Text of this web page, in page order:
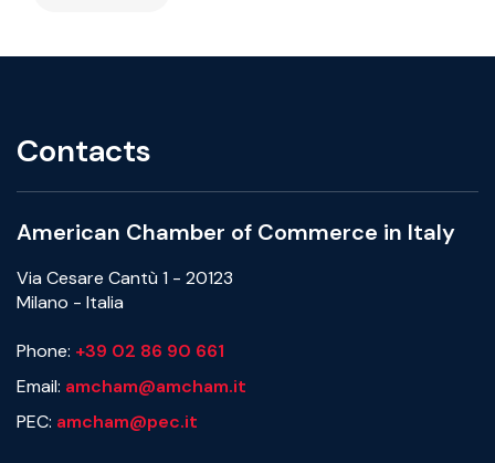
Contacts
American Chamber of Commerce in Italy
Via Cesare Cantù 1 - 20123
Milano - Italia
Phone: +39 02 86 90 661
Email: amcham@amcham.it
PEC: amcham@pec.it